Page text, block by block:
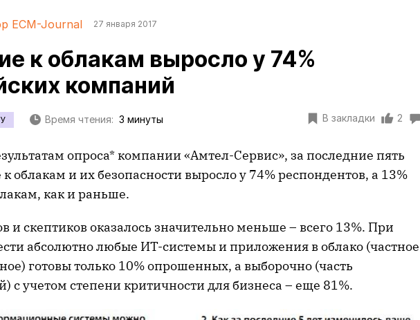
ECM-Journal 27 января 2017
к облакам выросло у 74%
компаний
Время чтения: 3 минуты В закладки 2
опроса* компании «Амтел-Сервис», за последние пять
к облакам и их безопасности выросло у 74% респондентов, а 13%
как и раньше.
и скептиков оказалось значительно меньше – всего 13%. При
абсолютно любые ИТ-системы и приложения в облако (частное
готовы только 10% опрошенных, а выборочно (часть
с учетом степени критичности для бизнеса – еще 81%.